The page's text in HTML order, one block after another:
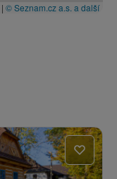
| © Seznam.cz a.s. a další